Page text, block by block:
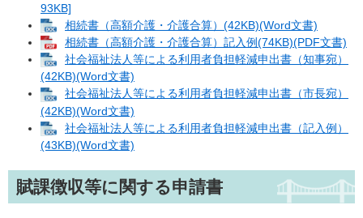
93KB]
相続書（高額介護・介護合算）(42KB)(Word文書)
相続書（高額介護・介護合算）記入例(74KB)(PDF文書)
社会福祉法人等による利用者負担軽減申出書（知事宛）
(42KB)(Word文書)
社会福祉法人等による利用者負担軽減申出書（市長宛）
(42KB)(Word文書)
社会福祉法人等による利用者負担軽減申出書（記入例）
(43KB)(Word文書)
賦課徴収等に関する申請書